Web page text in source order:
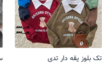
تک بلوز یقه دار تدی